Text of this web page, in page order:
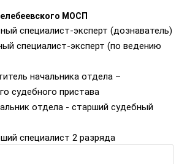
МОСП
специалист-эксперт (дознаватель)
специалист-эксперт (по ведению
начальника отдела –
судебного пристава
отдела - старший судебный
специалист 2 разряда